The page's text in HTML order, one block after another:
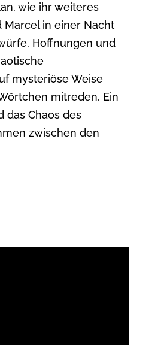
wie ihr weiteres
Marcel in einer Nacht
Hoffnungen und
mysteriöse Weise
mitreden. Ein
das Chaos des
zwischen den